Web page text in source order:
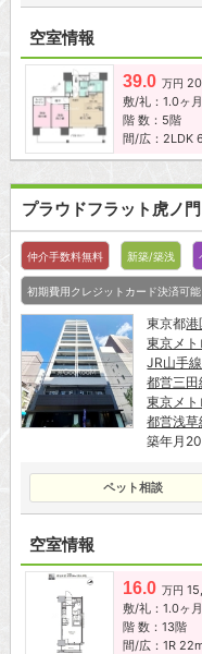
空室情報
39.0 万円
敷/礼：1.0ヶ
階 数：5階
間/広：2LDK
プラウドフラット虎ノ門
仲介手数料無料 新築/築浅
初期費用クレジットカード決済可能
東京都港
東京メト
JR山手線
都営三田
東京メト
都営浅草
築年月
ペット相談
空室情報
16.0 万円
敷/礼：1.0ヶ
階 数：13階
間/広：1R